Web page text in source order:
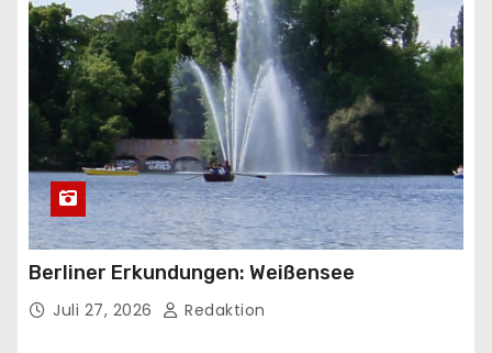
Berliner Erkundungen: Weißensee
Juli 27, 2026 Redaktion